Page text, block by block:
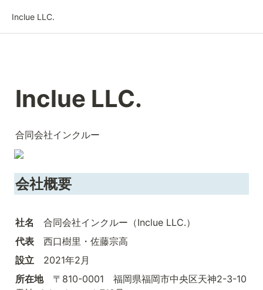
Inclue LLC.
Inclue LLC.
合同会社インクルー
会社概要
社名 合同会社インクルー（Inclue LLC.）
代表 西口樹里・佐藤宗高
設立 2021年2月
所在地 〒810-0001　福岡県福岡市中央区天神2-3-10